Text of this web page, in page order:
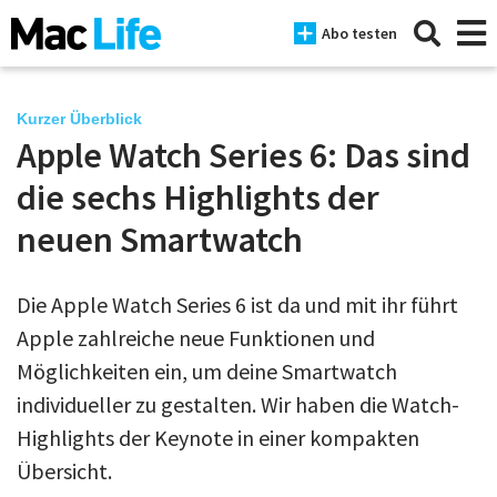
Abo testen
News
iPhone
iPad
Tests
Tipps
Magazine
Kurzer Überblick
Apple Watch Series 6: Das sind
die sechs Highlights der
neuen Smartwatch
Die Apple Watch Series 6 ist da und mit ihr führt
Apple zahlreiche neue Funktionen und
Möglichkeiten ein, um deine Smartwatch
individueller zu gestalten. Wir haben die Watch-
Highlights der Keynote in einer kompakten
Übersicht.